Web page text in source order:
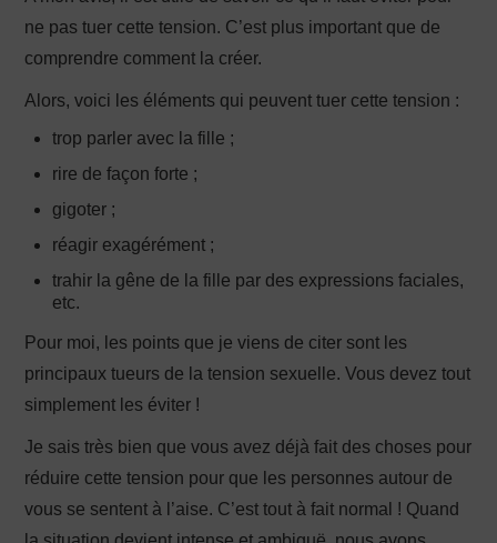
ne pas tuer cette tension. C’est plus important que de
comprendre comment la créer.
Alors, voici les éléments qui peuvent tuer cette tension :
trop parler avec la fille ;
rire de façon forte ;
gigoter ;
réagir exagérément ;
trahir la gêne de la fille par des expressions faciales,
etc.
Pour moi, les points que je viens de citer sont les
principaux tueurs de la tension sexuelle. Vous devez tout
simplement les éviter !
Je sais très bien que vous avez déjà fait des choses pour
réduire cette tension pour que les personnes autour de
vous se sentent à l’aise. C’est tout à fait normal ! Quand